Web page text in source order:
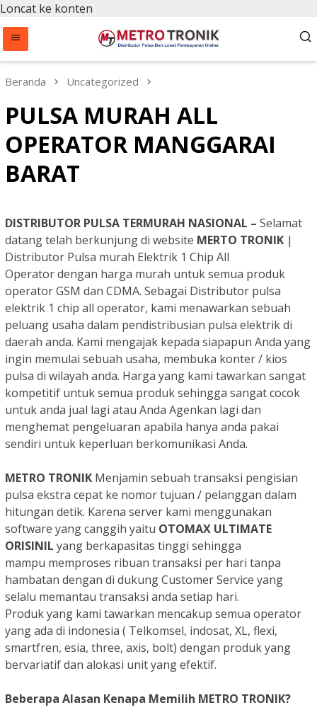
Loncat ke konten
Beranda Uncategorized
PULSA MURAH ALL
OPERATOR MANGGARAI
BARAT
DISTRIBUTOR PULSA TERMURAH NASIONAL – Selamat
datang telah berkunjung di website MERTO TRONIK |
Distributor Pulsa murah Elektrik 1 Chip All
Operator dengan harga murah untuk semua produk
operator GSM dan CDMA. Sebagai Distributor pulsa
elektrik 1 chip all operator, kami menawarkan sebuah
peluang usaha dalam pendistribusian pulsa elektrik di
daerah anda. Kami mengajak kepada siapapun Anda yang
ingin memulai sebuah usaha, membuka konter / kios
pulsa di wilayah anda. Harga yang kami tawarkan sangat
kompetitif untuk semua produk sehingga sangat cocok
untuk anda jual lagi atau Anda Agenkan lagi dan
menghemat pengeluaran apabila hanya anda pakai
sendiri untuk keperluan berkomunikasi Anda.
METRO TRONIK Menjamin sebuah transaksi pengisian
pulsa ekstra cepat ke nomor tujuan / pelanggan dalam
hitungan detik. Karena server kami menggunakan
software yang canggih yaitu OTOMAX ULTIMATE
ORISINIL yang berkapasitas tinggi sehingga
mampu memproses ribuan transaksi per hari tanpa
hambatan dengan di dukung Customer Service yang
selalu memantau transaksi anda setiap hari.
Produk yang kami tawarkan mencakup semua operator
yang ada di indonesia ( Telkomsel, indosat, XL, flexi,
smartfren, esia, three, axis, bolt) dengan produk yang
bervariatif dan alokasi unit yang efektif.
Beberapa Alasan Kenapa Memilih METRO TRONIK?